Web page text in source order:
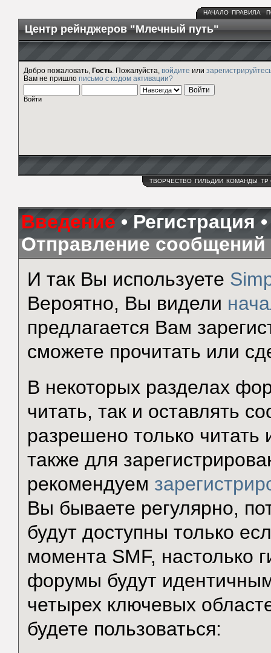
НАЧАЛО ПРАВИЛА
Центр рейнджеров "Млечный путь"
Добро пожаловать, Гость . Пожалуйста, войдите или
Вам не пришло письмо с кодом активации?
Войти
ТВОРЧЕСТВО ГИЛЬДИИ КОМАНДЫ ТР
Введение • Регистрация
Отправление сообщений
И так Вы используете
Вероятно, Вы видели
предлагается Вам
сможете прочитать или
В некоторых разделах
читать, так и оставлять
разрешено только читать
также для
рекомендуем
Вы бываете регулярно,
будут доступны только
момента SMF, настолько
форумы будут
четырех ключевых
будете пользоваться: